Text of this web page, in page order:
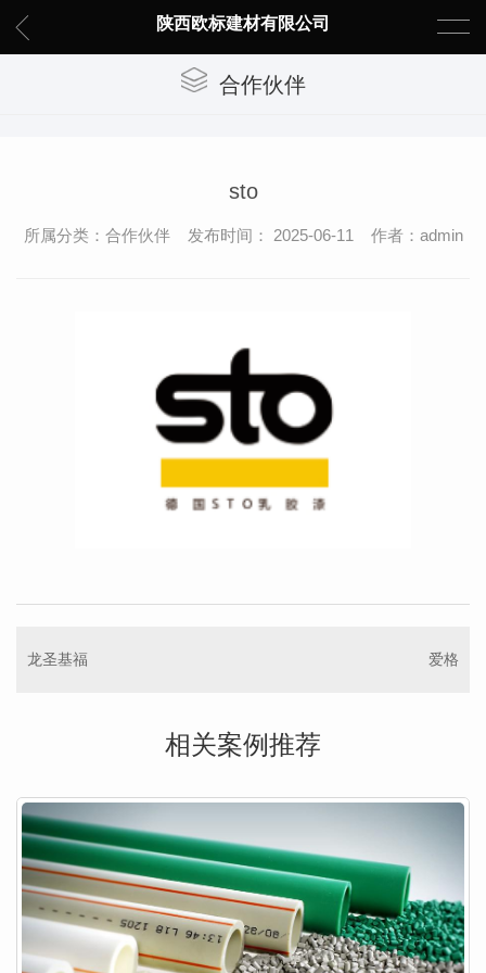
陕西欧标建材有限公司
合作伙伴
sto
所属分类：合作伙伴 发布时间： 2025-06-11 作者：admin
龙圣基福 爱格
相关案例推荐